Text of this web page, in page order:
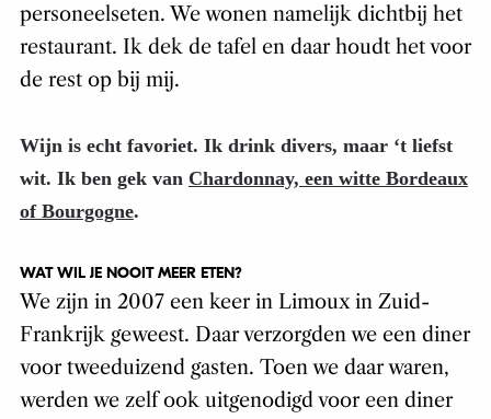
personeelseten. We wonen namelijk dichtbij het
restaurant. Ik dek de tafel en daar houdt het voor
de rest op bij mij.
Wijn is echt favoriet. Ik drink divers, maar ‘t liefst
wit. Ik ben gek van Chardonnay, een witte Bordeaux
of Bourgogne.
WAT WIL JE NOOIT MEER ETEN?
We zijn in 2007 een keer in Limoux in Zuid-
Frankrijk geweest. Daar verzorgden we een diner
voor tweeduizend gasten. Toen we daar waren,
werden we zelf ook uitgenodigd voor een diner